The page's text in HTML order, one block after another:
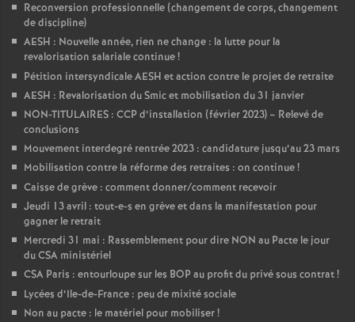
Reconversion professionnelle (changement de corps, changement
de discipline)
AESH : Nouvelle année, rien ne change : la lutte pour la
revalorisation salariale continue!
Pétition intersyndicale AESH et action contre le projet de retraite
AESH : Revalorisation du Smic et mobilisation du 31 janvier
NON-TITULAIRES : CCP d’installation (février 2023) – Relevé de
conclusions
Mouvement interdegré rentrée 2023 : candidature jusqu’au 23 mars
Mobilisation contre la réforme des retraites : on continue!
Caisse de grève : comment donner/comment recevoir
Jeudi 13 avril : tout-e-s en grève et dans la manifestation pour
gagner le retrait
Mercredi 31 mai : Rassemblement pour dire NON au Pacte le jour
du CSA ministériel
CSA Paris : entourloupe sur les BOP au profit du privé sous contrat!
Lycées d’Ile-de-France : peu de mixité sociale
Non au pacte : le matériel pour mobiliser!